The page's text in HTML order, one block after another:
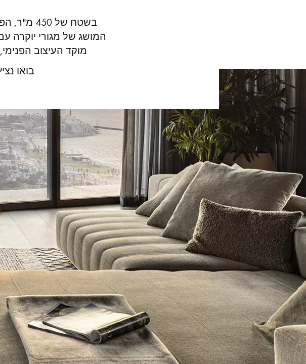
at
?יש
המומחים שלנו עומדים לרשותכם כדי
קבל שיחה חוזרת מיועץ של
דקופלוס פרקטים.
בשטח של
המושג של מגורי יוקרה
מוקד העיצוב
בואו